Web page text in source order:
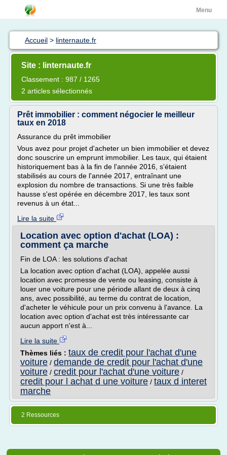
Menu
Accueil > linternaute.fr
Site : linternaute.fr
Classement : 987 / 1265
2 articles sélectionnés
Prêt immobilier : comment négocier le meilleur
taux en 2018
Assurance du prêt immobilier
Vous avez pour projet d'acheter un bien immobilier et devez
donc souscrire un emprunt immobilier. Les taux, qui étaient
historiquement bas à la fin de l'année 2016, s'étaient
stabilisés au cours de l'année 2017, entraînant une
explosion du nombre de transactions. Si une très faible
hausse s'est opérée en décembre 2017, les taux sont
revenus à un état...
Lire la suite
Location avec option d'achat (LOA) :
comment ça marche
Fin de LOA : les solutions d'achat
La location avec option d'achat (LOA), appelée aussi
location avec promesse de vente ou leasing, consiste à
louer une voiture pour une période allant de deux à cinq
ans, avec possibilité, au terme du contrat de location,
d'acheter le véhicule pour un prix convenu à l'avance. La
location avec option d'achat est très intéressante car
aucun apport n'est à...
Lire la suite
Thèmes liés : taux de credit pour l'achat d'une
voiture / demande de credit pour l'achat d'une
voiture / credit pour l'achat d'une voiture /
credit pour l achat d une voiture / taux d interet
marche
2 Ressources